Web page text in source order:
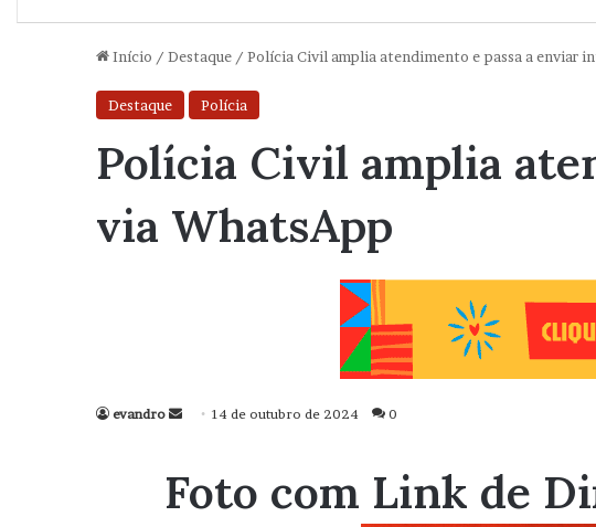
Início / Destaque / Polícia Civil amplia atendimento e passa a enviar
Destaque Polícia
Polícia Civil amplia
via WhatsApp
evandro
Mande
mail
14 de outubro de 2024 0
Foto com Link de